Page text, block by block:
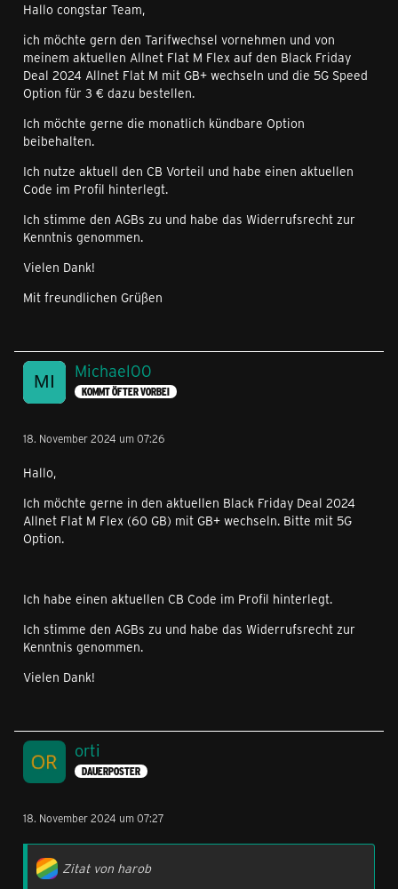
Hallo congstar Team,
ich möchte gern den Tarifwechsel vornehmen und von
meinem aktuellen Allnet Flat M Flex auf den Black Friday
Deal 2024 Allnet Flat M mit GB+ wechseln und die 5G Speed
Option für 3 € dazu bestellen.
Ich möchte gerne die monatlich kündbare Option
beibehalten.
Ich nutze aktuell den CB Vorteil und habe einen aktuellen
Code im Profil hinterlegt.
Ich stimme den AGBs zu und habe das Widerrufsrecht zur
Kenntnis genommen.
Vielen Dank!
Mit freundlichen Grüßen
Michael00
KOMMT ÖFTER VORBEI
18. November 2024 um 07:26
Hallo,
Ich möchte gerne in den aktuellen Black Friday Deal 2024
Allnet Flat M Flex (60 GB) mit GB+ wechseln. Bitte mit 5G
Option.
Ich habe einen aktuellen CB Code im Profil hinterlegt.
Ich stimme den AGBs zu und habe das Widerrufsrecht zur
Kenntnis genommen.
Vielen Dank!
orti
DAUERPOSTER
18. November 2024 um 07:27
Zitat von harob